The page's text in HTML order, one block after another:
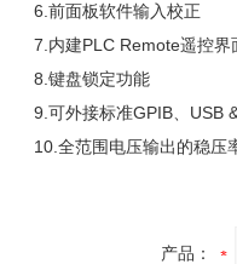
6.前面板软件输入校正
7.内建PLC Remote遥控界
8.键盘锁定功能
9.可外接标准GPIB、USB
10.全范围电压输出的稳压
产品：